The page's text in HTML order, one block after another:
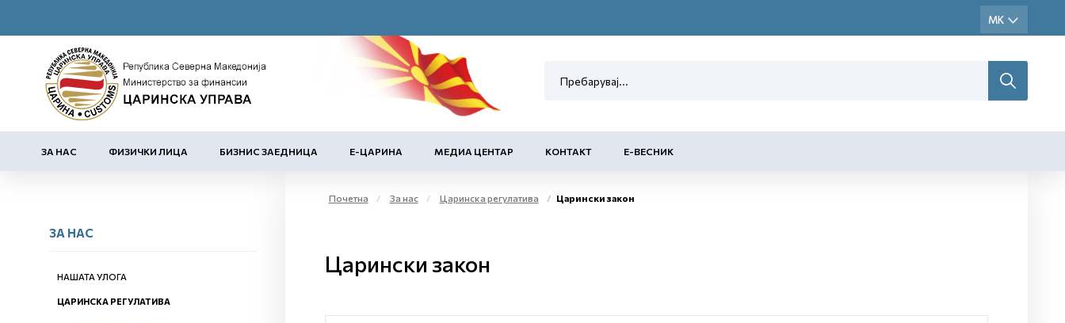
ЗА НАС ФИЗИЧКИ ЛИЦА БИЗНИС ЗАЕДНИЦА Е-ЦАРИНА МЕДИА ЦЕНТАР КОНТАКТ Е-ВЕСНИК
ЗА НАС
НАШАТА УЛОГА
ЦАРИНСКА РЕГУЛАТИВА
Почетна За нас Царинска регулатива Царински закон
Царински закон